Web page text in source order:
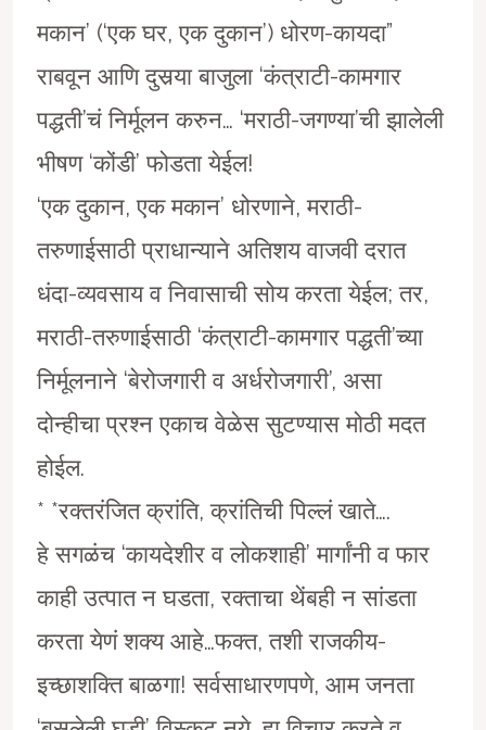
मकान’ (‘एक घर, एक दुकान’) धोरण-कायदा”
राबवून आणि दुसर्या बाजुला ‘कंत्राटी-कामगार
पद्धती’चं निर्मूलन करुन… ‘मराठी-जगण्या’ची झालेली
भीषण ‘कोंडी’ फोडता येईल!
‘एक दुकान, एक मकान’ धोरणाने, मराठी-
तरुणाईसाठी प्राधान्याने अतिशय वाजवी दरात
धंदा-व्यवसाय व निवासाची सोय करता येईल; तर,
मराठी-तरुणाईसाठी ‘कंत्राटी-कामगार पद्धती’च्या
निर्मूलनाने ‘बेरोजगारी व अर्धरोजगारी’, असा
दोन्हीचा प्रश्न एकाच वेळेस सुटण्यास मोठी मदत
होईल.
* *रक्तरंजित क्रांति, क्रांतिची पिल्लं खाते….
हे सगळंच ‘कायदेशीर व लोकशाही’ मार्गांनी व फार
काही उत्पात न घडता, रक्ताचा थेंबही न सांडता
करता येणं शक्य आहे…फक्त, तशी राजकीय-
इच्छाशक्ति बाळगा! सर्वसाधारणपणे, आम जनता